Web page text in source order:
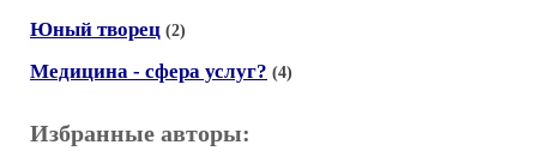
Юный творец (2)
Медицина - сфера услуг? (4)
Избранные авторы: